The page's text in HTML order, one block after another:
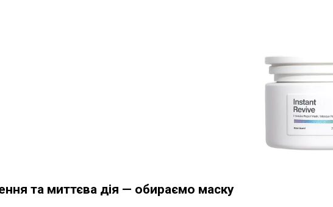
та миттєва дія — обираємо маску